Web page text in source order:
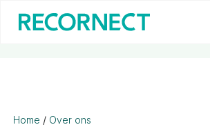
Home / Over ons